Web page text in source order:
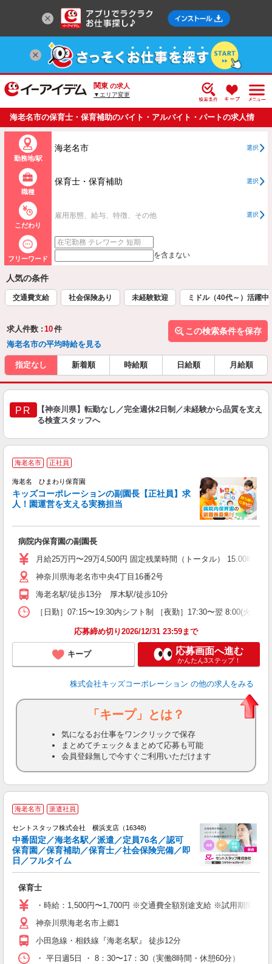
関東 の求人
▼エリア変更
海老名市の保育士・保育補助のバイト・アルバイト・パートの求人情
報一覧
勤務地/駅
海老名市 選択
職種
保育士・保育補助 選択
こだわり
雇用形態、給与、特徴、その他 選択
フリーワード を含まない
人気の条件
交通費支給 社会保険あり 未経験歓迎 ミドル（40代～）活躍中
求人件数 : 10件
海老名市の平均時給を見る
この検索条件を保存
指定なし 新着順 時給順 日給順 月給順
PR
【神奈川県】転勤なし／完全週休2日制／未経験から品質を支え
る検査スタッフへ
海老名市 正社員
海老名 ひまわり保育園
キッズコーポレーションの副園長【正社員】求
人！園運営を支える実務担当
病院内保育園の副園長
月給25万円〜29万4,500円 固定残業時間（トータル） 15.00時
神奈川県海老名市中央4丁目16番2号
海老名駅/徒歩13分 厚木駅/徒歩10分
［日勤］07:15〜19:30内シフト制 ［夜勤］17:30〜翌 8:00(火/
応募締め切り2026/12/31 23:59まで
キープ 応募画面へ進む
かんたん3ステップ！
株式会社キッズコーポレーション の他の求人をみる
「キープ」とは？
気になるお仕事をワンクリックで保存
まとめてチェック＆まとめて応募も可能
会員登録無しで今すぐご利用いただけます
海老名市 派遣社員
セントスタッフ株式会社 横浜支店（16348)
中番固定／海老名駅／派遣／定員76名／認可
保育園／保育補助／保育士／社会保険完備／即
日／フルタイム
保育士
・時給：1,500円〜1,700円 ※交通費全額別途支給 ※試用期間な
神奈川県海老名市上郷1
小田急線・相鉄線『海老名駅』 徒歩12分
・ 平日週5日 ・ 8：30〜17：30（実働8時間・休憩60分）